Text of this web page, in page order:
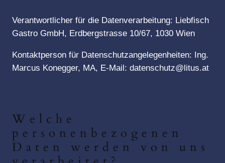
Verantwortlicher für die Datenverarbeitung: Liebfisch
Gastro GmbH, Erdbergstrasse 10/67, 1030 Wien
Kontaktperson für Datenschutzangelegenheiten: Ing.
Marcus Konegger, MA, E-Mail: datenschutz@litus.at
Welche
personenbezogenen
Daten werden von uns